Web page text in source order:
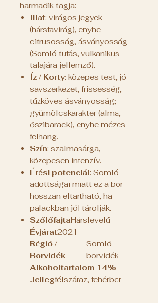
harmadik tagja:
Illat: virágos jegyek
(hársfavirág), enyhe
citrusosság, ásványosság
(Somló tufás, vulkanikus
talajára jellemző).
Íz / Korty: közepes test, jó
savszerkezet, frissesség,
tűzköves ásványosság;
gyümölcskarakter (alma,
őszibarack), enyhe mézes
felhang.
Szín: szalmasárga,
közepesen intenzív.
Érési potenciál: Somló
adottságai miatt ez a bor
hosszan eltartható, ha
palackban jól tárolják.
SzőlőfajtaHárslevelű
Évjárat2021
Régió /
Borvidék
Somló
borvidék
Alkoholtartalom 14%
Jellegfélszáraz, fehérbor